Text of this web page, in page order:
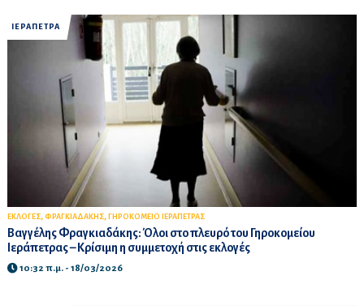
ΙΕΡΑΠΕΤΡΑ
ΕΚΛΟΓΕΣ, ΦΡΑΓΚΙΑΔΑΚΗΣ, ΓΗΡΟΚΟΜΕΙΟ ΙΕΡΑΠΕΤΡΑΣ
Βαγγέλης Φραγκιαδάκης: Όλοι στο πλευρό του Γηροκομείου
Ιεράπετρας – Κρίσιμη η συμμετοχή στις εκλογές
10:32 π.μ. - 18/03/2026